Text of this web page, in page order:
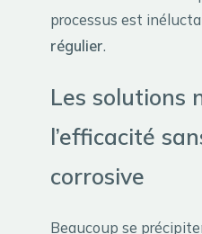
processus est
régulier.
Les solutions
l’efficacité
corrosive
Beaucoup se